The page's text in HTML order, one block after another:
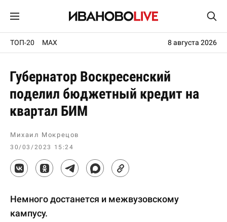
ТОП-20 MAX 8 августа 2026
Губернатор Воскресенский
поделил бюджетный кредит на
квартал БИМ
Михаил Мокрецов
30/03/2023 15:24
Немного достанется и межвузовскому
кампусу.